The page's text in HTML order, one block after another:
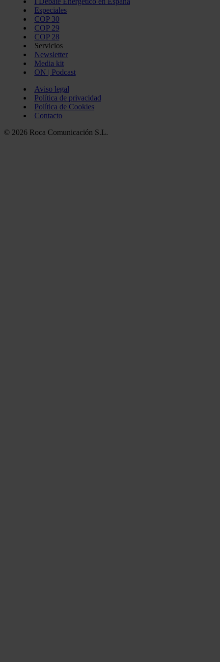
información que les haya proporcionado o que hayan
servicios.
Especiales
COP 30
COP 29
COP 28
Servicios
Newsletter
Media kit
ON | Podcast
Aviso legal
Política de privacidad
Política de Cookies
Contacto
© 2026 Roca Comunicación S.L.